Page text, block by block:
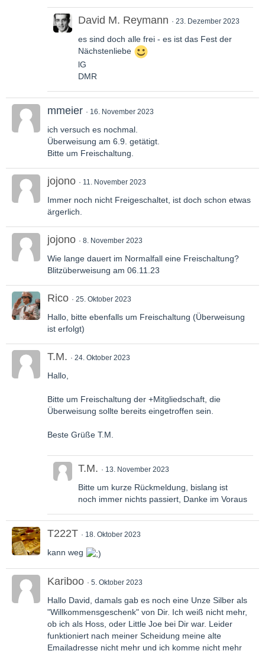
David M. Reymann 23. Dezember 2023
es sind doch alle frei - es ist das Fest der
Nächstenliebe
lG
DMR
mmeier 16. November 2023
ich versuch es nochmal.
Überweisung am 6.9. getätigt.
Bitte um Freischaltung.
jojono 11. November 2023
Immer noch nicht Freigeschaltet, ist doch schon etwas
ärgerlich.
jojono 8. November 2023
Wie lange dauert im Normalfall eine Freischaltung?
Blitzüberweisung am 06.11.23
Rico 25. Oktober 2023
Hallo, bitte ebenfalls um Freischaltung (Überweisung
ist erfolgt)
T.M. 24. Oktober 2023
Hallo,
Bitte um Freischaltung der +Mitgliedschaft, die
Überweisung sollte bereits eingetroffen sein.
Beste Grüße T.M.
T.M. 13. November 2023
Bitte um kurze Rückmeldung, bislang ist
noch immer nichts passiert, Danke im Voraus
T222T 18. Oktober 2023
kann weg
Kariboo 5. Oktober 2023
Hallo David, damals gab es noch eine Unze Silber als
"Willkommensgeschenk" von Dir. Ich weiß nicht mehr,
ob ich als Hoss, oder Little Joe bei Dir war. Leider
funktioniert nach meiner Scheidung meine alte
Emailadresse nicht mehr und ich komme nicht mehr